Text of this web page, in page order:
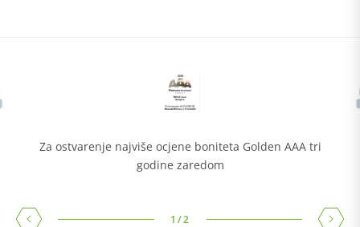
Za ostvarenje najviše ocjene boniteta Golden AAA tri
godine zaredom
1 /2